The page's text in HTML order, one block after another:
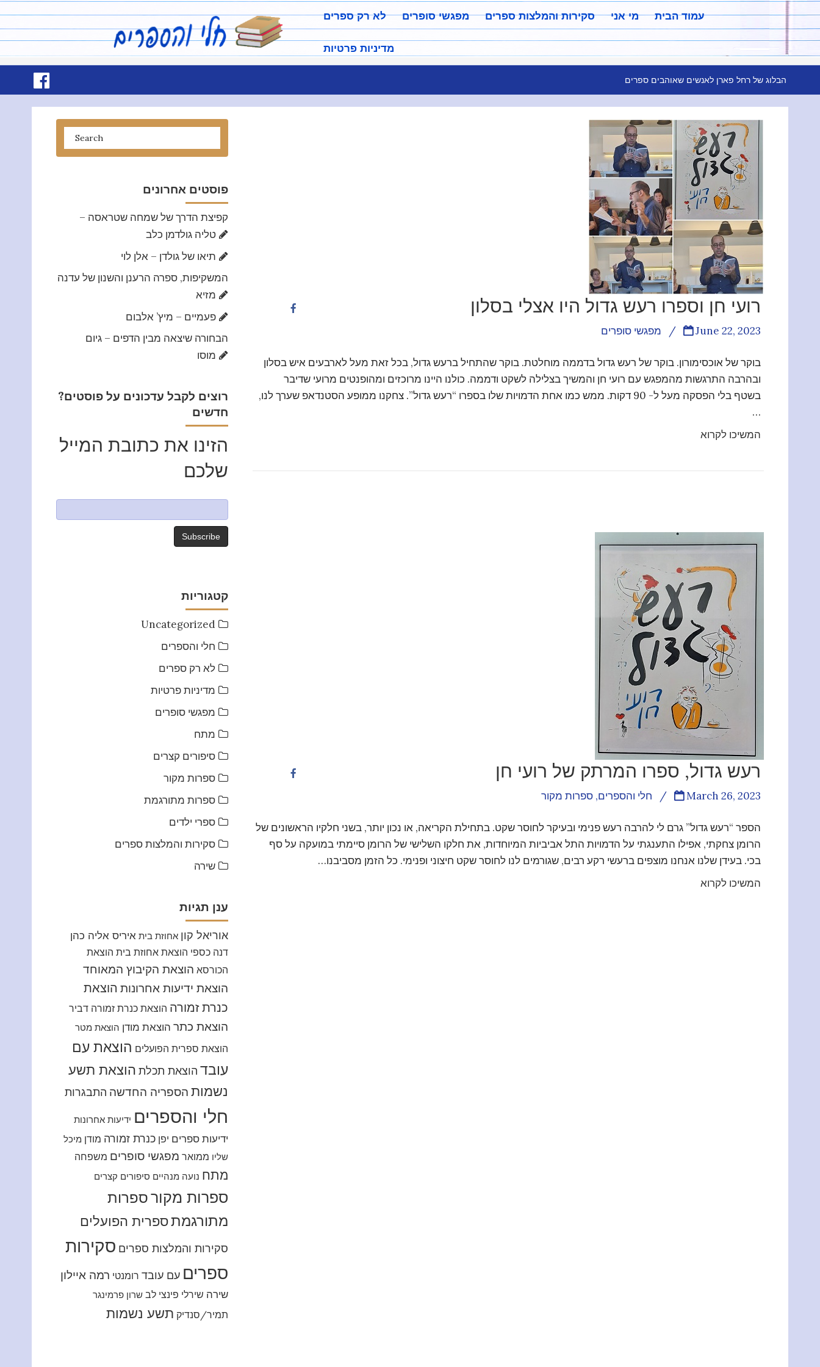
לא רק ספרים מפגשי סופרים סקירות והמלצות ספרים מי אני עמוד הבית
מדיניות פרטיות
הבלוג של רחל פארן לאנשים שאוהבים ספרים
פוסטים אחרונים
קפיצת הדרך של שמחה שטראסה –
טליה גולדמן כלב
תיאו של גולדן – אלן לוי
המשקיפות, ספרה הרענן והשנון של עדנה
מזיא
פעמיים – מיץ’ אלבום
הבחורה שיצאה מבין הדפים – גיום
מוסו
?רוצים לקבל עדכונים על פוסטים
חדשים
הזינו את כתובת המייל
שלכם
קטגוריות
Uncategorized
חלי והספרים
לא רק ספרים
מדיניות פרטיות
מפגשי סופרים
מתח
סיפורים קצרים
ספרות מקור
ספרות מתורגמת
ספרי ילדים
סקירות והמלצות ספרים
שירה
ענן תגיות
אוריאל קון אחוזת בית איריס אליה כהן
דנה כספי הוצאת אחוזת בית הוצאת
הכורסא הוצאת הקיבוץ המאוחד
הוצאת ידיעות אחרונות הוצאת
כנרת זמורה הוצאת כנרת זמורה דביר
הוצאת כתר הוצאת מודן הוצאת מטר
הוצאת ספרית הפועלים הוצאת עם
עובד הוצאת תכלת הוצאת תשע
נשמות הספריה החדשה התבגרות
חלי והספרים ידיעות אחרונות
ידיעות ספרים יפן כנרת זמורה מודן מיכל
שליו ממואר מפגשי סופרים משפחה
מתח נועה מנהיים סיפורים קצרים
ספרות מקורספרות
מתורגמתספרית הפועלים
סקירות והמלצות ספרים סקירות
ספרים עם עובד רומנטי רמה איילון
שירה שירלי פינצי לב שרון פרמינגר
תמיר/סנדיק תשע נשמות
רועי חן וספרו רעש גדול היו אצלי בסלון
מפגשי סופרים / June 22, 2023
בוקר של אוכסימורון. בוקר של רעש גדול בדממה מוחלטת. בוקר שהתחיל ברעש גדול, בכל זאת מעל לארבעים איש בסלון
ובהרבה התרגשות מהמפגש עם רועי חן והמשיך בצלילה לשקט ודממה. כולנו היינו מרוכזים ומהופנטים מרועי שדיבר
בשטף בלי הפסקה מעל ל- 90 דקות. ממש כמו אחת הדמויות שלו בספרו “רעש גדול”. צחקנו ממופע הסטנדאפ שערך לנו,
…
המשיכו לקרוא
רעש גדול, ספרו המרתק של רועי חן
חלי והספרים,ספרות מקור / March 26, 2023
הספר “רעש גדול” גרם לי להרבה רעש פנימי ובעיקר לחוסר שקט. בתחילת הקריאה, או נכון יותר, בשני חלקיו הראשונים של
הרומן צחקתי, אפילו התענגתי על הדמויות התל אביביות המיוחדות, את חלקו השלישי של הרומן סיימתי במועקה על סף
בכי. בעידן שלנו אנחנו מוצפים ברעשי רקע רבים, שגורמים לנו לחוסר שקט חיצוני ופנימי. כל הזמן מסביבנו…
המשיכו לקרוא